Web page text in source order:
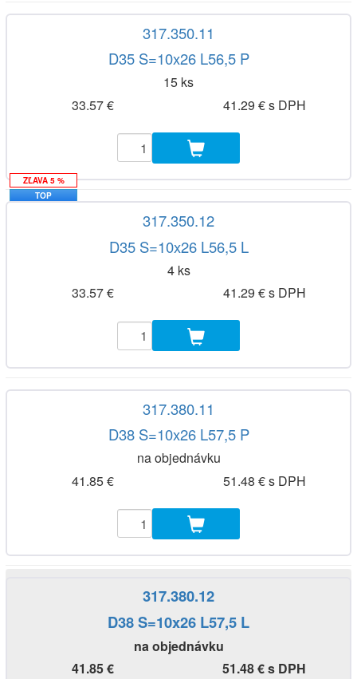
317.350.11
D35 S=10x26 L56,5 P
15 ks
33.57 €
41.29 € s DPH
ZĽAVA 5 %
TOP
317.350.12
D35 S=10x26 L56,5 L
4 ks
33.57 €
41.29 € s DPH
317.380.11
D38 S=10x26 L57,5 P
na objednávku
41.85 €
51.48 € s DPH
317.380.12
D38 S=10x26 L57,5 L
na objednávku
41.85 €
51.48 € s DPH